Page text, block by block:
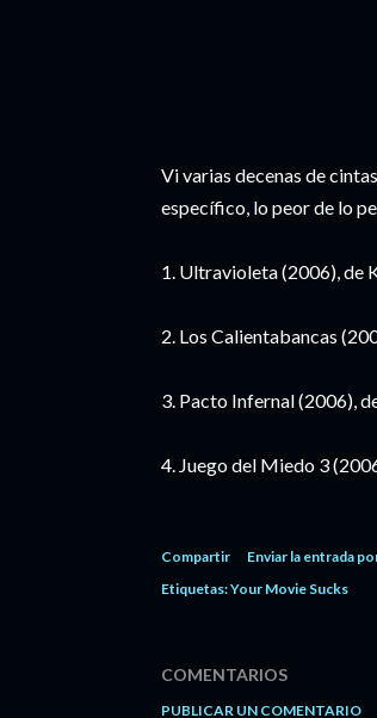
Vi varias decenas de
específico, lo peor de lo
1. Ultravioleta (2006), de
2. Los Calientabancas
3. Pacto Infernal (2006),
4. Juego del Miedo 3
Compartir
Enviar la entrada
Etiquetas:Your Movie Sucks
COMENTARIOS
PUBLICAR UN COMENTARIO